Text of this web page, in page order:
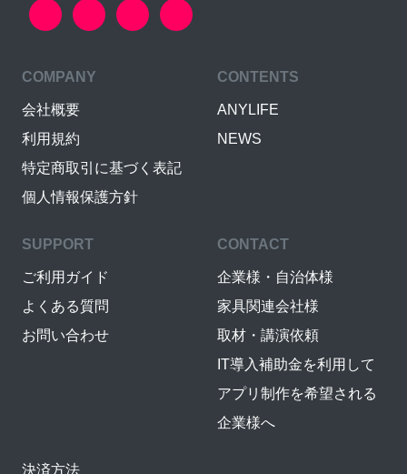
COMPANY
会社概要
利用規約
特定商取引に基づく表記
個人情報保護方針
CONTENTS
ANYLIFE
NEWS
SUPPORT
ご利用ガイド
よくある質問
お問い合わせ
CONTACT
企業様・自治体様
家具関連会社様
取材・講演依頼
IT導入補助金を利用して
アプリ制作を希望される
企業様へ
決済方法